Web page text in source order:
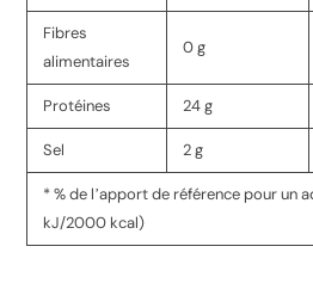
Fibres
alimentaires
0 g
Protéines 24 g
Sel 2 g
* % de lʼapport de référence pour un
kJ/2000 kcal)